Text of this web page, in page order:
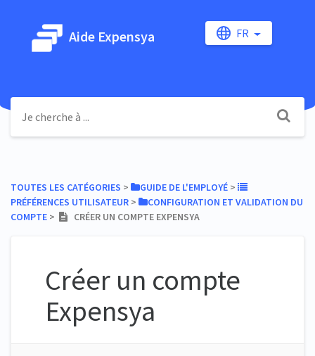
Aide Expensya FR
TOUTES LES CATÉGORIES ​ > ​ ​GUIDE DE L'EMPLOYÉ ​ > ​
PRÉFÉRENCES UTILISATEUR ​ > ​
​CONFIGURATION ET VALIDATION DU
COMPTE ​ > ​ CRÉER UN COMPTE EXPENSYA
Créer un compte
Expensya